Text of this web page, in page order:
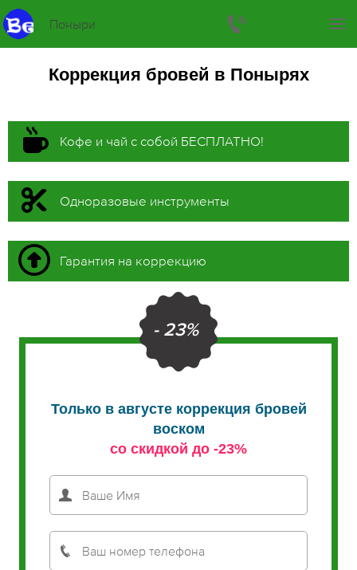
Поныри
Коррекция бровей в Понырях
Кофе и чай с собой БЕСПЛАТНО!
Одноразовые инструменты
Гарантия на коррекцию
- 23%
Только в августе коррекция бровей
воском
со скидкой до -23%